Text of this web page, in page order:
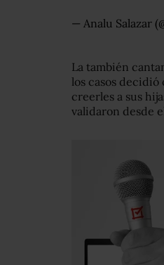
— Analu Salazar
La también
los casos
creerles a sus
validaron desde